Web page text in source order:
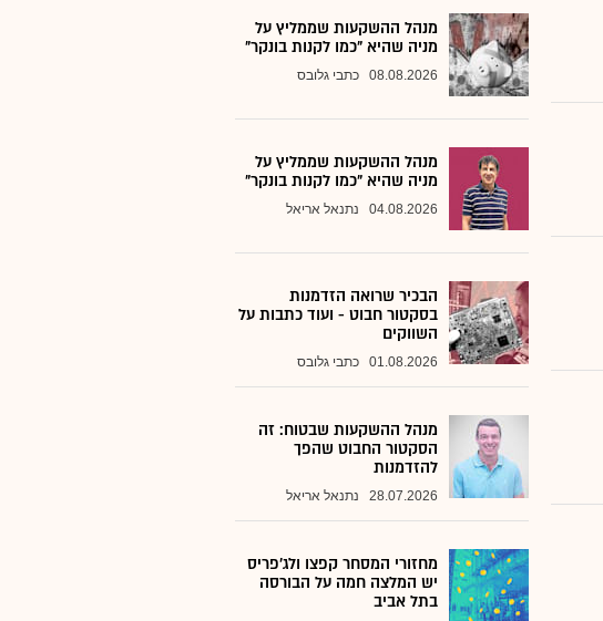
מנהל ההשקעות שממליץ על
מניה שהיא "כמו לקנות בונקר"
08.08.2026 כתבי גלובס
מנהל ההשקעות שממליץ על
מניה שהיא "כמו לקנות בונקר"
04.08.2026 נתנאל אריאל
הבכיר שרואה הזדמנות
בסקטור חבוט - ועוד כתבות על
השווקים
01.08.2026 כתבי גלובס
מנהל ההשקעות שבטוח: זה
הסקטור החבוט שהפך
להזדמנות
28.07.2026 נתנאל אריאל
מחזורי המסחר קפצו ולג'פריס
יש המלצה חמה על הבורסה
בתל אביב